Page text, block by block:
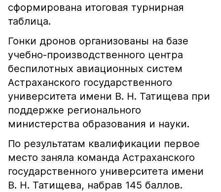
сформирована итоговая турнирная
таблица.
Гонки дронов организованы на базе
учебно-производственного центра
беспилотных авиационных систем
Астраханского государственного
университета имени В. Н. Татищева при
поддержке регионального
министерства образования и науки.
По результатам квалификации первое
место заняла команда Астраханского
государственного университета имени
В. Н. Татищева, набрав 145 баллов.